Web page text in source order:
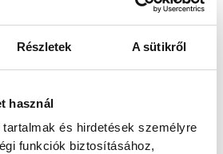
Részletek A sütikről
használ
és hirdetések személyre
funkciók biztosításához,